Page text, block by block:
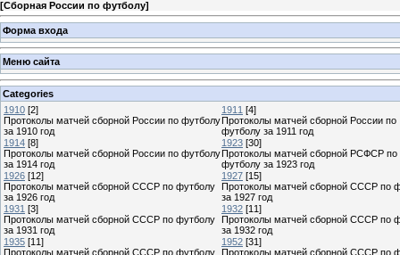
[Сборная России по футболу]
Форма входа
Меню сайта
Categories
1910 [2]
Протоколы матчей сборной России по футболу
за 1910 год
1911 [4]
Протоколы матчей сборной России по
футболу за 1911 год
1914 [8]
Протоколы матчей сборной России по футболу
за 1914 год
1923 [30]
Протоколы матчей сборной РСФСР по
футболу за 1923 год
1926 [12]
Протоколы матчей сборной СССР по футболу
за 1926 год
1927 [15]
Протоколы матчей сборной СССР по
за 1927 год
1931 [3]
Протоколы матчей сборной СССР по футболу
за 1931 год
1932 [11]
Протоколы матчей сборной СССР по
за 1932 год
1935 [11]
Протоколы матчей сборной СССР по футболу
1952 [31]
Протоколы матчей сборной СССР по